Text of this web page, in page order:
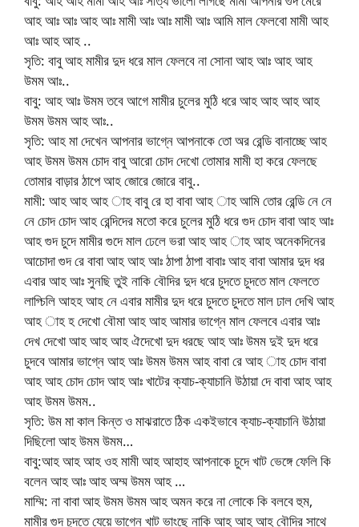
আহ আঃ আঃ আহ আঃ মামী আঃ আঃ মামী আঃ আমি মাল ফেলবো মামী আহ
আঃ আহ আহ ..
সৃতি: বাবু আহ মামীর দুদ ধরে মাল ফেলবে না সোনা আহ আঃ আহ আহ
উমম আঃ..
বাবু: আহ আঃ উমম তবে আগে মামীর চুলের মুঠি ধরে আহ আহ আহ আহ
উমম উমম আহ আঃ..
সৃতি: আহ মা দেখেন আপনার ভাগ্নে আপনাকে তো অর রেন্ডি বানাচ্ছে আহ
আহ উমম উমম চোদ বাবু আরো চোদ দেখো তোমার মামী হা করে ফেলছে
তোমার বাড়ার ঠাপে আহ জোরে জোরে বাবু..
মামী: আহ আহ আহ াহ বাবু রে হা বাবা আহ াহ আমি তোর রেন্ডি নে নে
নে চোদ চোদ আহ রেন্দিদের মতো করে চুলের মুঠি ধরে গুদ চোদ বাবা আহ আঃ
আহ গুদ চুদে মামীর গুদে মাল ঢেলে ভরা আহ আহ াহ আহ অনেকদিনের
আচোদা গুদ রে বাবা আহ আহ আঃ ঠাপা ঠাপা বাবাঃ আহ বাবা আমার দুদ ধর
এবার আহ আঃ সুনছি তুই নাকি বৌদির দুদ ধরে চুদতে চুদতে মাল ফেলতে
লাগ্চিলি আহহ আহ নে এবার মামীর দুদ ধরে চুদতে চুদতে মাল ঢাল দেখি আহ
আহ াহ হ দেখো বৌমা আহ আহ আমার ভাগ্নে মাল ফেলবে এবার আঃ
দেখ দেখো আহ আহ আহ ঐদেখো দুদ ধরছে আহ আঃ উমম দুই দুদ ধরে
চুদবে আমার ভাগ্নে আহ আঃ উমম উমম আহ বাবা রে আহ াহ চোদ বাবা
আহ আহ চোদ চোদ আহ আঃ খাটের ক্যাচ-ক্যাচানি উঠায়া দে বাবা আহ আহ
আহ উমম উমম..
সৃতি: উম মা কাল কিন্ত ও মাঝরাতে ঠিক একইভাবে ক্যাচ-ক্যাচানি উঠায়া
দিছিলো আহ উমম উমম…
বাবু:আহ আহ আহ ওহ মামী আহ আহাহ আপনাকে চুদে খাট ভেঙ্গে ফেলি কি
বলেন আহ আঃ আহ অম্ম উমম আহ …
মাম্মি: না বাবা আহ উমম উমম আহ অমন করে না লোকে কি বলবে হুম,
মামীর গুদ চুদতে যেয়ে ভাগ্নে খাট ভাংছে নাকি আহ আহ আহ বৌদির সাথে